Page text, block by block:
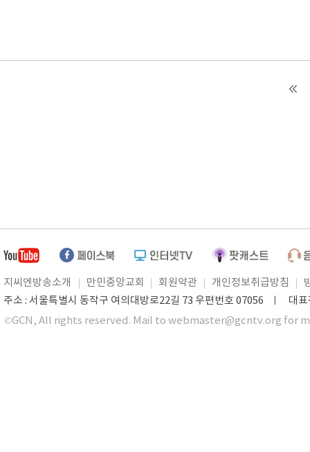
지씨엔방송소개 만민중앙교회 회원약관 개인정보취급방침
주소 : 서울특별시 동작구 여의대방로22길 73 우편번호 07056 ㅣ 대
©GCN, All rights reserved. Mail to webmaster@gcntv.org for